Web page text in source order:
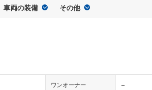
車両の装備 その他
ワンオーナー −